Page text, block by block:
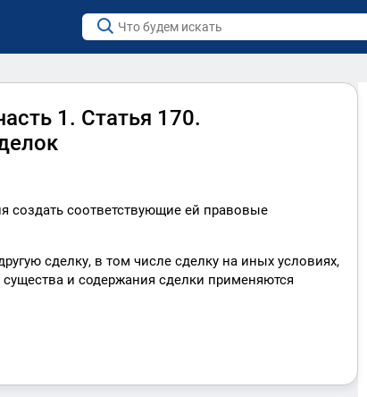
1. Статья 170.
создать соответствующие ей правовые
сделку, в том числе сделку на иных условиях,
и содержания сделки применяются